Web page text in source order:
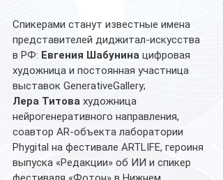
Спикерами станут известные имена
представителей диджитал-искусства
в РФ: Евгения Шабунина цифровая
художница и постоянная участница
выставок GenerativeGallery;
Лера Титова художница
нейрогенеративного направления,
соавтор AR-объекта лаборатории
Phygital на фестивале ARTLIFE, героиня
выпуска «Редакции» об ИИ и спикер